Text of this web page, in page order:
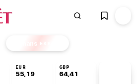
Finans EKSTRA
EUR
55,19
GBP
64,41